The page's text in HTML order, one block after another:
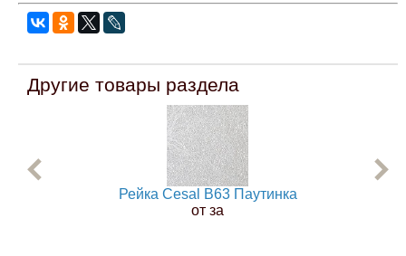
Другие товары раздела
Рейка Cesal B63 Паутинка
от за